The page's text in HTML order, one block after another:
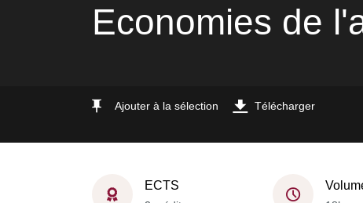
Economies de
Ajouter à la sélection Télécharger
ECTS